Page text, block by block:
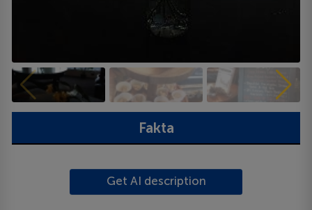
Fakta
Get AI description